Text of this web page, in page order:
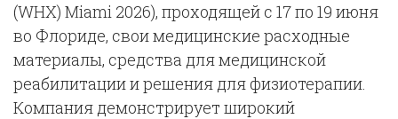
(WHX) Miami 2026), проходящей с 17 по 19 июня
во Флориде, свои медицинские расходные
материалы, средства для медицинской
реабилитации и решения для физиотерапии.
Компания демонстрирует широкий